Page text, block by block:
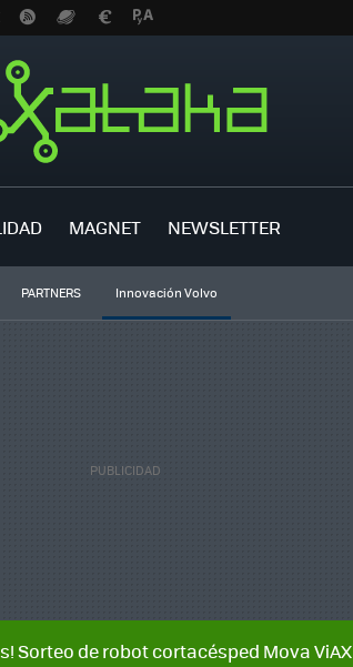
MAGNET NEWSLETTER
PARTNERS Innovación Volvo
Sorteo de robot cortacésped Mova ViAX